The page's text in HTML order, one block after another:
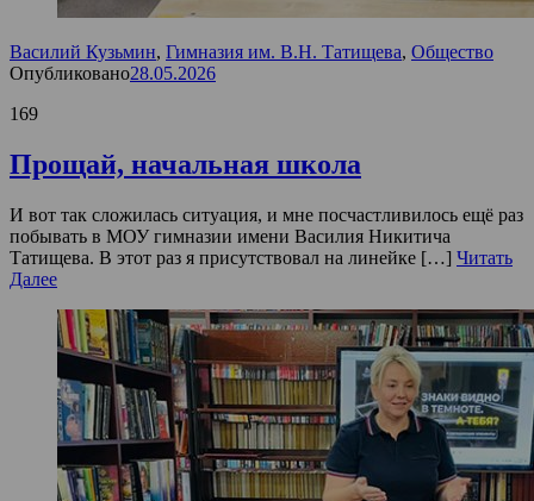
Василий Кузьмин, Гимназия им. В.Н. Татищева, Общество
Опубликовано28.05.2026
169
Прощай, начальная школа
И вот так сложилась ситуация, и мне посчастливилось ещё раз
побывать в МОУ гимназии имени Василия Никитича
Татищева. В этот раз я присутствовал на линейке […] Читать
Далее